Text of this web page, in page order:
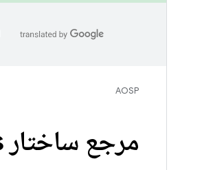
AOSP
مرجع ساختار Gps